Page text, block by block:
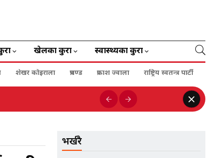
खेलका कुरा स्वास्थ्यका कुरा
शेखर कोइराला प्रचण्ड प्रकाश ज्वाला राष्ट्रिय स्वतन्त्र पार्टी
भर्खरै